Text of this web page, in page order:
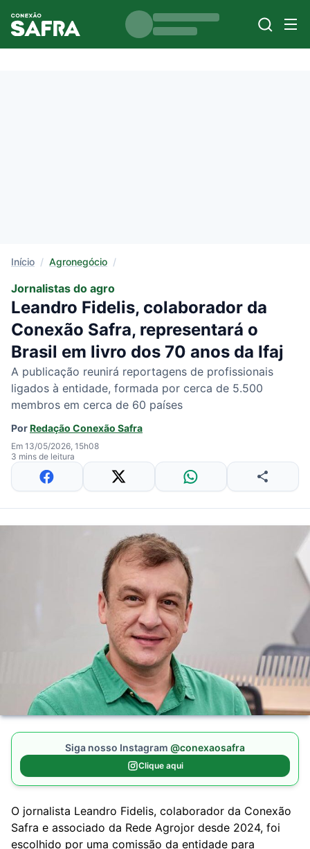
Início / Agronegócio /
Jornalistas do agro
Leandro Fidelis, colaborador da
Conexão Safra, representará o
Brasil em livro dos 70 anos da Ifaj
A publicação reunirá reportagens de profissionais
ligados à entidade, formada por cerca de 5.500
membros em cerca de 60 países
PorRedação Conexão Safra
Em 13/05/2026, 15h08
3 mins de leitura
Siga nosso Instagram @conexaosafra
Clique aqui
O jornalista Leandro Fidelis, colaborador da Conexão
Safra e associado da Rede Agrojor desde 2024, foi
escolhido por uma comissão da entidade para